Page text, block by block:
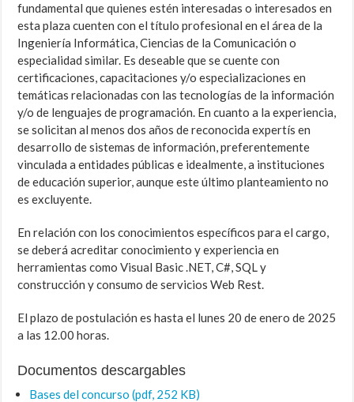
fundamental que quienes estén interesadas o interesados en
esta plaza cuenten con el título profesional en el área de la
Ingeniería Informática, Ciencias de la Comunicación o
especialidad similar. Es deseable que se cuente con
certificaciones, capacitaciones y/o especializaciones en
temáticas relacionadas con las tecnologías de la información
y/o de lenguajes de programación. En cuanto a la experiencia,
se solicitan al menos dos años de reconocida expertís en
desarrollo de sistemas de información, preferentemente
vinculada a entidades públicas e idealmente, a instituciones
de educación superior, aunque este último planteamiento no
es excluyente.
En relación con los conocimientos específicos para el cargo,
se deberá acreditar conocimiento y experiencia en
herramientas como Visual Basic .NET, C#, SQL y
construcción y consumo de servicios Web Rest.
El plazo de postulación es hasta el lunes 20 de enero de 2025
a las 12.00 horas.
Documentos descargables
Bases del concurso (pdf, 252 KB)